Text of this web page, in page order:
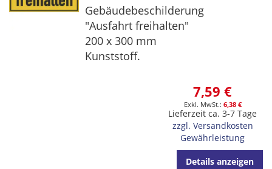
Gebäudebeschilderung
"Ausfahrt freihalten"
200 x 300 mm
Kunststoff.
7,59 €
6,38 €
Lieferzeit ca. 3-7 Tage
zzgl. Versandkosten
Gewährleistung
Details anzeigen